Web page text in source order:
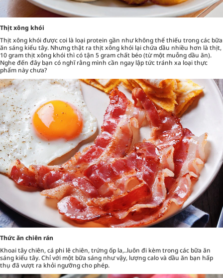
Thịt xông khói
Thịt xông khói được coi là loại protein gần như không thể thiếu trong các bữa
ăn sáng kiểu tây. Nhưng thật ra thịt xông khói lại chứa dầu nhiều hơn là thịt,
10 gram thịt xông khói thì có tận 5 gram chất béo (từ một muỗng dầu ăn).
Nghe đến đây bạn có nghĩ rằng mình cần ngay lập tức tránh xa loại thực
phẩm này chưa?
Thức ăn chiên rán
Khoai tây chiên, cá phi lê chiên, trứng ốp la,..luôn đi kèm trong các bữa ăn
sáng kiểu tây. Chỉ với một bữa sáng như vậy, lượng calo và dầu ăn bạn hấp
thụ đã vượt ra khỏi ngưỡng cho phép.